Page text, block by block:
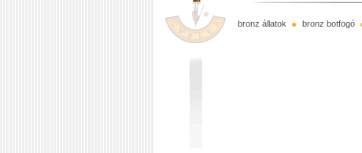
bronz állatok bronz botfogó